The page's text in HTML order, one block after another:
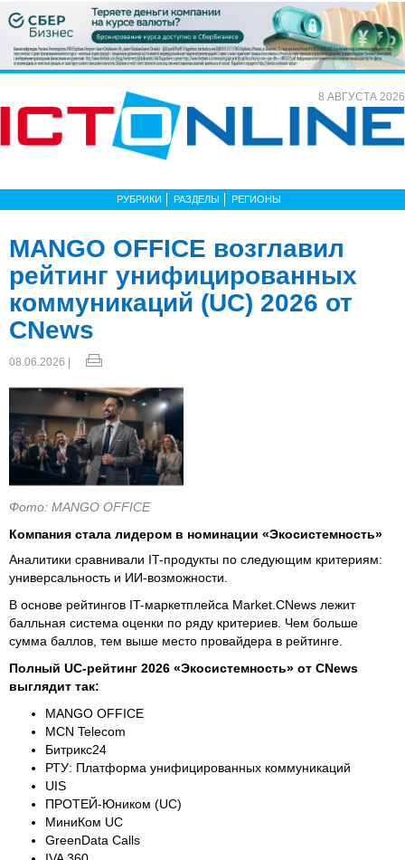
8 АВГУСТА 2026
РУБРИКИ РАЗДЕЛЫ РЕГИОНЫ
MANGO OFFICE возглавил
рейтинг унифицированных
коммуникаций (UC) 2026 от
CNews
08.06.2026 |
Фото: MANGO OFFICE
Компания стала лидером в номинации «Экосистемность»
Аналитики сравнивали IT-продукты по следующим критериям:
универсальность и ИИ-возможности.
В основе рейтингов IT-маркетплейса Market.CNews лежит
балльная система оценки по ряду критериев. Чем больше
сумма баллов, тем выше место провайдера в рейтинге.
Полный UC-рейтинг 2026 «Экосистемность» от CNews
выглядит так:
MANGO OFFICE
MCN Telecom
Битрикс24
РТУ: Платформа унифицированных коммуникаций
UIS
ПРОТЕЙ-Юником (UC)
МиниКом UC
GreenData Calls